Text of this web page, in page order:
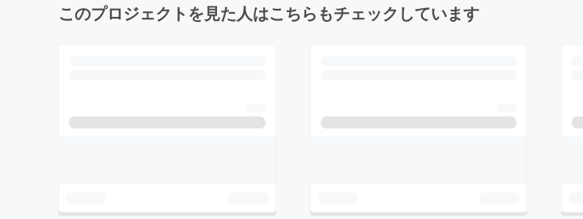
このプロジェクトを見た人はこちらもチェックしています